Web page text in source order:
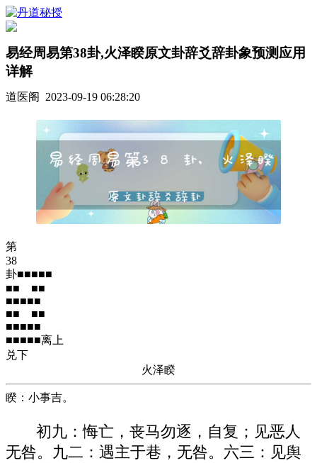
易经周易第38卦,火泽睽原文卦辞爻辞卦象预测应用
详解
道医阁 2023-09-19 06:28:20
第
38
卦■■■■■
■■ ■■
■■■■■
■■ ■■
■■■■■
■■■■■离上
兑下
火泽睽
睽：小事吉。
初九：悔亡，丧马勿逐，自复；见恶人
无咎。九二：遇主于巷，无咎。六三：见舆